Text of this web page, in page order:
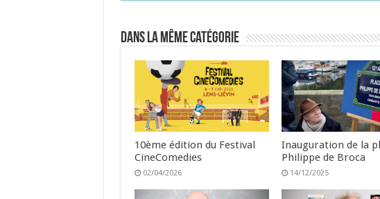
Dans la même catégorie
10ème édition du Festival
CineComedies
02/04/2026
Inauguration de la
Philippe de Broca
14/12/2025